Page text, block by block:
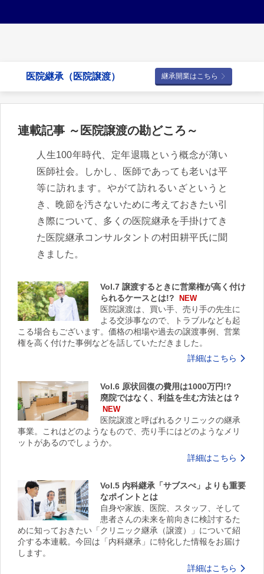
医院継承（医院譲渡） 継承開業はこちら
連載記事 ～医院譲渡の勘どころ～
人生100年時代、定年退職という概念が薄い
医師社会。しかし、医師であっても老いは平
等に訪れます。やがて訪れるいざというと
き、晩節を汚さないために考えておきたい引
き際について、多くの医院継承を手掛けてき
た医院継承コンサルタントの村田耕平氏に聞
きました。
Vol.7 譲渡するときに営業権が高く付け
られるケースとは!?
NEW
医院譲渡は、買い手、売り手の先生に
よる交渉事なので、トラブルなども起
こる場合もございます。価格の相場や過去の譲渡事例、営業
権を高く付けた事例などを話していただきました。
詳細はこちら
Vol.6 原状回復の費用は1000万円!?
廃院ではなく、利益を生む方法とは？
NEW
医院譲渡と呼ばれるクリニックの継承
事業。これはどのようなもので、売り手にはどのようなメリ
ットがあるのでしょうか。
詳細はこちら
Vol.5 内科継承「サブスぺ」よりも重要
なポイントとは
自身や家族、医院、スタッフ、そして
患者さんの未来を前向きに検討するた
めに知っておきたい「クリニック継承（譲渡）」について紹
介する本連載。今回は「内科継承」に特化した情報をお届け
します。
詳細はこちら